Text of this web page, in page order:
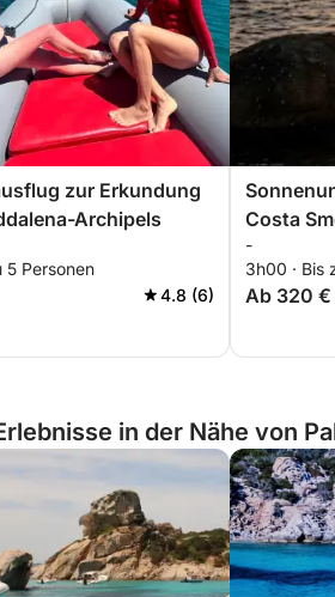
zur Erkundung
Archipels
5 Personen
4.8 (6)
Costa
-
3h00 · Bis
Ab 320 €
in der Nähe von